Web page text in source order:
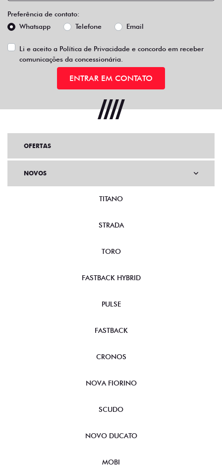
Preferência de contato:
Whatsapp
Telefone Email
Li e aceito a Política de Privacidade e concordo em receber
comunicações da concessionária.
ENTRAR EM CONTATO
OFERTAS
NOVOS
TITANO
STRADA
TORO
FASTBACK HYBRID
PULSE
FASTBACK
CRONOS
NOVA FIORINO
SCUDO
NOVO DUCATO
MOBI